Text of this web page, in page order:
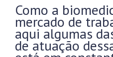
Como a
mercado de
aqui algumas
de atuação